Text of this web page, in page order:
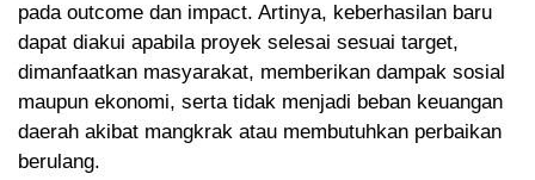
pada outcome dan impact. Artinya, keberhasilan baru
dapat diakui apabila proyek selesai sesuai target,
dimanfaatkan masyarakat, memberikan dampak sosial
maupun ekonomi, serta tidak menjadi beban keuangan
daerah akibat mangkrak atau membutuhkan perbaikan
berulang.